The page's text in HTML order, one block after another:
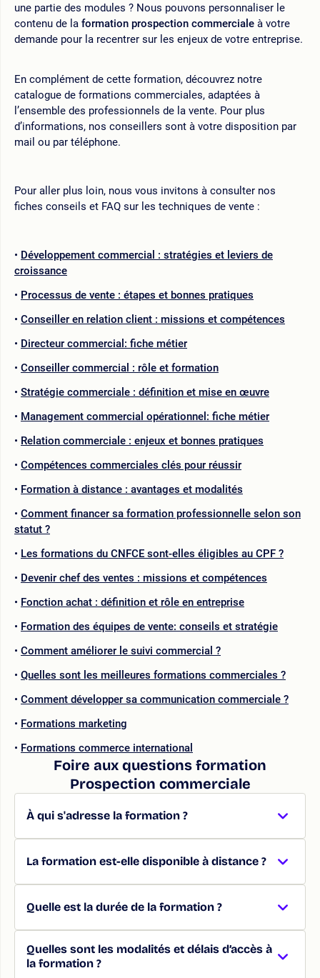
une partie des modules ? Nous pouvons personnaliser le
contenu de la formation prospection commerciale à votre
demande pour la recentrer sur les enjeux de votre entreprise.
En complément de cette formation, découvrez notre
catalogue de formations commerciales, adaptées à
l’ensemble des professionnels de la vente. Pour plus
d’informations, nos conseillers sont à votre disposition par
mail ou par téléphone.
Pour aller plus loin, nous vous invitons à consulter nos
fiches conseils et FAQ sur les techniques de vente :
Développement commercial : stratégies et leviers de
croissance
Processus de vente : étapes et bonnes pratiques
Conseiller en relation client : missions et compétences
Directeur commercial: fiche métier
Conseiller commercial : rôle et formation
Stratégie commerciale : définition et mise en œuvre
Management commercial opérationnel: fiche métier
Relation commerciale : enjeux et bonnes pratiques
Compétences commerciales clés pour réussir
Formation à distance : avantages et modalités
Comment financer sa formation professionnelle selon son
statut ?
Les formations du CNFCE sont-elles éligibles au CPF ?
Devenir chef des ventes : missions et compétences
Fonction achat : définition et rôle en entreprise
Formation des équipes de vente: conseils et stratégie
Comment améliorer le suivi commercial ?
Quelles sont les meilleures formations commerciales ?
Comment développer sa communication commerciale ?
Formations marketing
Formations commerce international
Foire aux questions formation
Prospection commerciale
À qui s'adresse la formation ?
La formation est-elle disponible à distance ?
Quelle est la durée de la formation ?
Quelles sont les modalités et délais d’accès à
la formation ?